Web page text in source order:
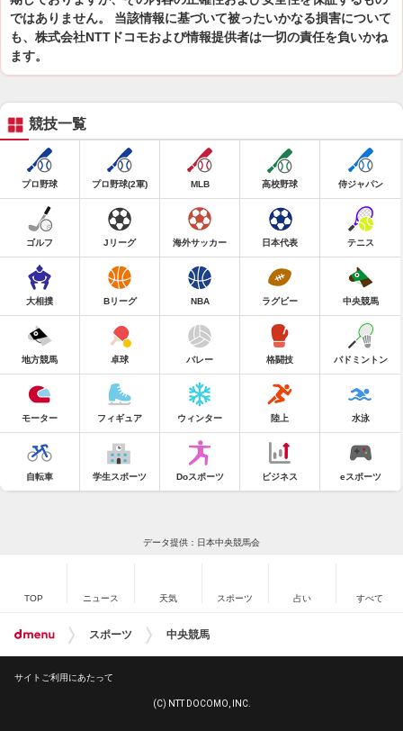
ではありません。 当該情報に基づいて被ったいかなる損害について
も、株式会社NTTドコモおよび情報提供者は一切の責任を負いかね
ます。
競技一覧
プロ野球 プロ野球(2軍) MLB 高校野球 侍ジャパン
ゴルフ Jリーグ 海外サッカー 日本代表 テニス
大相撲 Bリーグ NBA ラグビー 中央競馬
地方競馬 卓球 バレー 格闘技 バドミントン
モーター フィギュア ウィンター 陸上 水泳
自転車 学生スポーツ Doスポーツ ビジネス eスポーツ
データ提供：日本中央競馬会
TOP ニュース 天気 スポーツ 占い すべて
スポーツ 中央競馬
サイトご利用にあたって
(C) NTT DOCOMO, INC.